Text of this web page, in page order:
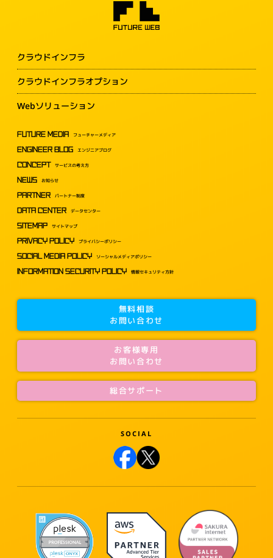
クラウドインフラ
クラウドインフラオプション
Webソリューション
FUTURE MEDIA フューチャーメディア
ENGINEER BLOG エンジニアブログ
CONCEPT サービスの考え方
NEWS お知らせ
PARTNER パートナー制度
DATA CENTER データセンター
SITEMAP サイトマップ
PRIVACY POLICY プライバシーポリシー
SOCIAL MEDIA POLICY ソーシャルメディアポリシー
INFORMATION SECURITY POLICY 情報セキュリティ方針
無料相談
お問い合わせ
お客様専用
お問い合わせ
総合サポート